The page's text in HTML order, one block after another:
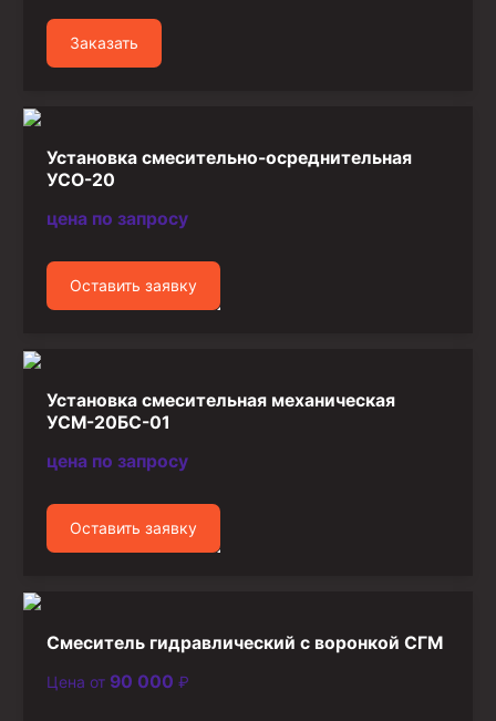
Заказать
Установка смесительно-осреднительная
УСО-20
цена по запросу
Оставить заявку
Установка смесительная механическая
УСМ-20БС-01
цена по запросу
Оставить заявку
Смеситель гидравлический с воронкой СГМ
Цена от 90 000 ₽